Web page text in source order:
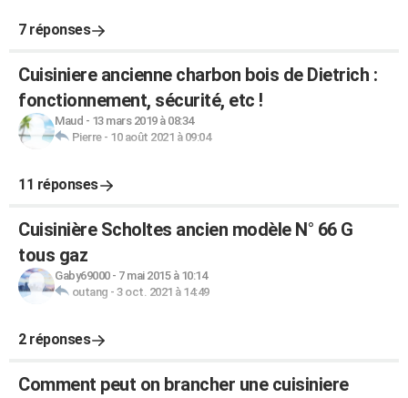
7 réponses
Cuisiniere ancienne charbon bois de Dietrich :
fonctionnement, sécurité, etc !
Maud - 13 mars 2019 à 08:34
Pierre- 10 août 2021 à 09:04
11 réponses
Cuisinière Scholtes ancien modèle N° 66 G
tous gaz
Gaby69000- 7 mai 2015 à 10:14
outang - 3 oct. 2021 à 14:49
2 réponses
Comment peut on brancher une cuisiniere